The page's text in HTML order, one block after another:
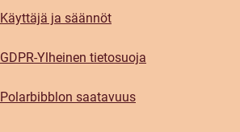
Käyttäjä ja säännöt
GDPR-Ylheinen tietosuoja
Polarbibblon saatavuus